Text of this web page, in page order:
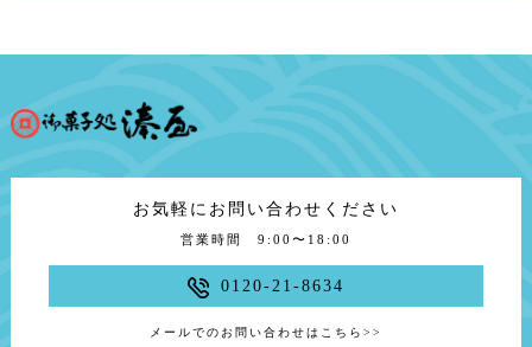
お気軽にお問い合わせください
営業時間 9:00〜18:00
0120-21-8634
メールでのお問い合わせはこちら >>